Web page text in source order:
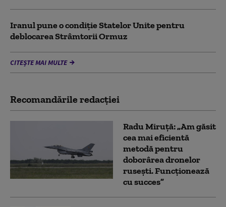
Iranul pune o condiție Statelor Unite pentru
deblocarea Strâmtorii Ormuz
CITEȘTE MAI MULTE
Recomandările redacţiei
Radu Miruță: „Am găsit
cea mai eficientă
metodă pentru
doborârea dronelor
rusești. Funcționează
cu succes”